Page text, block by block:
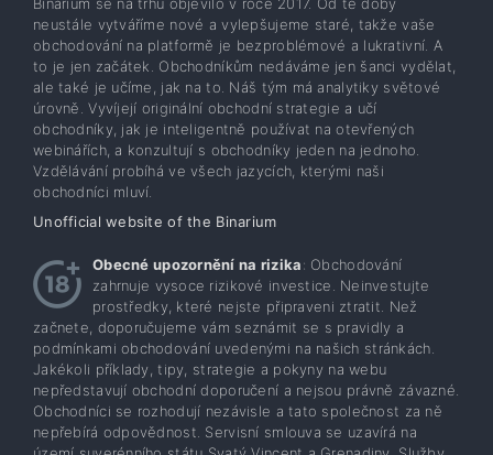
neustále vytváříme nové a vylepšujeme staré, takže vaše
obchodování na platformě je bezproblémové a lukrativní. A
to je jen začátek. Obchodníkům nedáváme jen šanci vydělat,
ale také je učíme, jak na to. Náš tým má analytiky světové
úrovně. Vyvíjejí originální obchodní strategie a učí
obchodníky, jak je inteligentně používat na otevřených
webinářích, a konzultují s obchodníky jeden na jednoho.
Vzdělávání probíhá ve všech jazycích, kterými naši
obchodníci mluví.
Unofficial website of the Binarium
Obecné upozornění na rizika: Obchodování
zahrnuje vysoce rizikové investice. Neinvestujte
prostředky, které nejste připraveni ztratit. Než
začnete, doporučujeme vám seznámit se s pravidly a
podmínkami obchodování uvedenými na našich stránkách.
Jakékoli příklady, tipy, strategie a pokyny na webu
nepředstavují obchodní doporučení a nejsou právně závazné.
Obchodníci se rozhodují nezávisle a tato společnost za ně
nepřebírá odpovědnost. Servisní smlouva se uzavírá na